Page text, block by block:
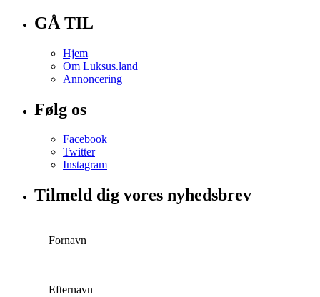
GÅ TIL
Hjem
Om Luksus.land
Annoncering
Følg os
Facebook
Twitter
Instagram
Tilmeld dig vores nyhedsbrev
Fornavn
Efternavn